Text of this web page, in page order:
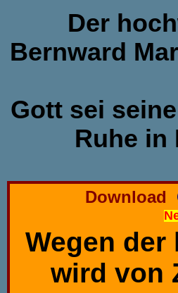
Der
Bernward
Gott sei
Ruhe in
Download
Wegen
wird von